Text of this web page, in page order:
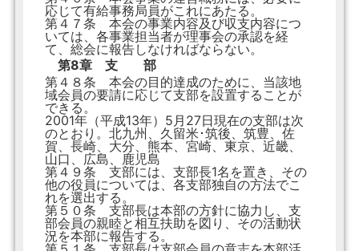
応じて有給事務局員がこれにあたる。
第４７条 本会の事業内容及び収支内容につ
いては、各事業担当者が理事会の承認を経
て、総会に報告しなければならない。
第8章 支 部
第４８条 本会の目的達成のために、当該地
域会員の要請に応じて支部を設置することが
できる。
2001年（平成13年）5月27日現在の支部は次
のとおり。北九州、久留米･筑後、筑豊、佐
賀、長崎、大分、熊本、宮崎、東京、近畿、
山口、広島、鹿児島
第４９条 支部には、支部長1名を置き、その
他の役員については、各支部独自の方法でこ
れを選出する。
第５０条 支部長は本部の方針に協力し、支
部会員の親睦と相互扶助を図り、その活動状
況を本部に報告する。